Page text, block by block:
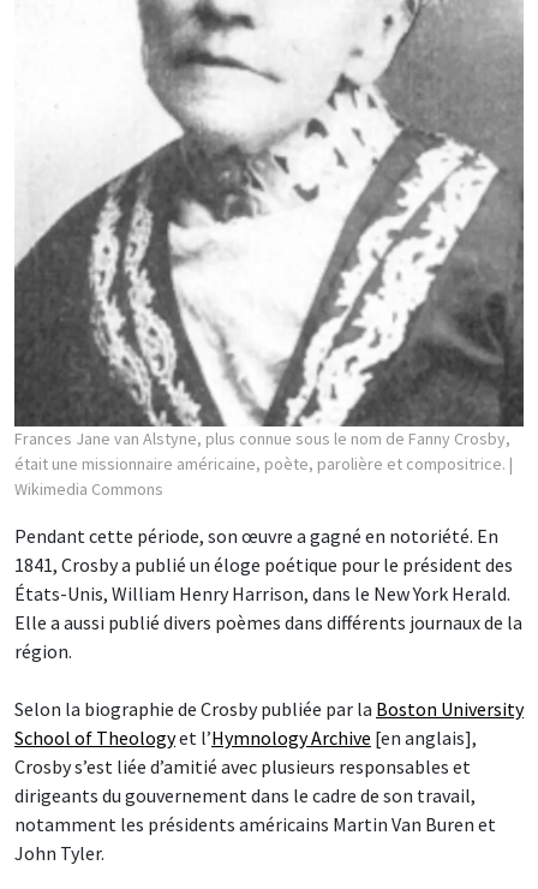
Frances Jane van Alstyne, plus connue sous le nom de Fanny Crosby,
était une missionnaire américaine, poète, parolière et compositrice. |
Wikimedia Commons
Pendant cette période, son œuvre a gagné en notoriété. En
1841, Crosby a publié un éloge poétique pour le président des
États-Unis, William Henry Harrison, dans le New York Herald.
Elle a aussi publié divers poèmes dans différents journaux de la
région.
Selon la biographie de Crosby publiée par la Boston University
School of Theologyet l’Hymnology Archive [en anglais],
Crosby s’est liée d’amitié avec plusieurs responsables et
dirigeants du gouvernement dans le cadre de son travail,
notamment les présidents américains Martin Van Buren et
John Tyler.